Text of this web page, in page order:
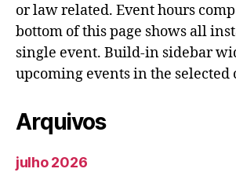
or law related. Event hours
bottom of this page shows all
single event. Build-in sidebar
upcoming events in the selected
Arquivos
julho 2026